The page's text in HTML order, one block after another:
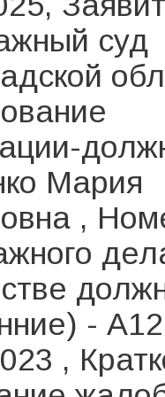
суд
Мария
,
-
,